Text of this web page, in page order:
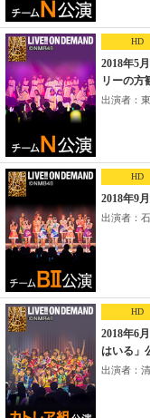
HD
2018年5
リーの方
出演者：
HD
2018年9
出演者：
HD
2018年6
はいる」
出演者：